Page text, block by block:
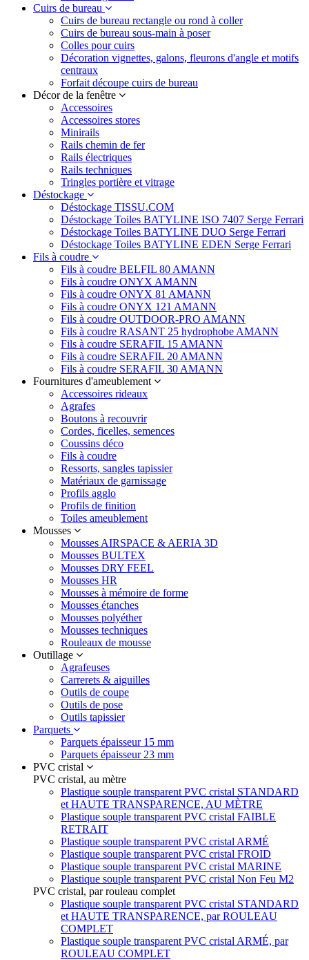
Cuirs de bureau
Cuirs de bureau rectangle ou rond à coller
Cuirs de bureau sous-main à poser
Colles pour cuirs
Décoration vignettes, galons, fleurons d'angle et motifs
centraux
Forfait découpe cuirs de bureau
Décor de la fenêtre
Accessoires
Accessoires stores
Minirails
Rails chemin de fer
Rails électriques
Rails techniques
Tringles portière et vitrage
Déstockage
Déstockage TISSU.COM
Déstockage Toiles BATYLINE ISO 7407 Serge Ferrari
Déstockage Toiles BATYLINE DUO Serge Ferrari
Déstockage Toiles BATYLINE EDEN Serge Ferrari
Fils à coudre
Fils à coudre BELFIL 80 AMANN
Fils à coudre ONYX AMANN
Fils à coudre ONYX 81 AMANN
Fils à coudre ONYX 121 AMANN
Fils à coudre OUTDOOR-PRO AMANN
Fils à coudre RASANT 25 hydrophobe AMANN
Fils à coudre SERAFIL 15 AMANN
Fils à coudre SERAFIL 20 AMANN
Fils à coudre SERAFIL 30 AMANN
Fournitures d'ameublement
Accessoires rideaux
Agrafes
Boutons à recouvrir
Cordes, ficelles, semences
Coussins déco
Fils à coudre
Ressorts, sangles tapissier
Matériaux de garnissage
Profils agglo
Profils de finition
Toiles ameublement
Mousses
Mousses AIRSPACE & AERIA 3D
Mousses BULTEX
Mousses DRY FEEL
Mousses HR
Mousses à mémoire de forme
Mousses étanches
Mousses polyéther
Mousses techniques
Rouleaux de mousse
Outillage
Agrafeuses
Carrerets & aiguilles
Outils de coupe
Outils de pose
Outils tapissier
Parquets
Parquets épaisseur 15 mm
Parquets épaisseur 23 mm
PVC cristal
PVC cristal, au mètre
Plastique souple transparent PVC cristal STANDARD
et HAUTE TRANSPARENCE, AU MÈTRE
Plastique souple transparent PVC cristal FAIBLE
RETRAIT
Plastique souple transparent PVC cristal ARMÉ
Plastique souple transparent PVC cristal FROID
Plastique souple transparent PVC cristal MARINE
Plastique souple transparent PVC cristal Non Feu M2
PVC cristal, par rouleau complet
Plastique souple transparent PVC cristal STANDARD
et HAUTE TRANSPARENCE, par ROULEAU
COMPLET
Plastique souple transparent PVC cristal ARMÉ, par
ROULEAU COMPLET